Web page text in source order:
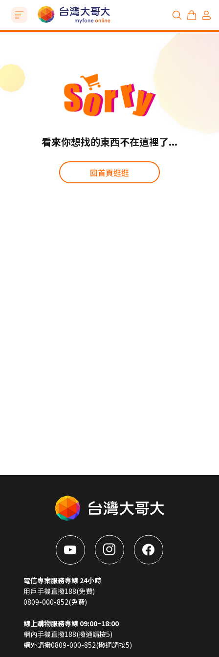
看來你想找的東西不在這裡了...
回首頁逛逛
電信專案服務專線 24小時
用戶手機直撥188(免費)
0809-000-852(免費)
線上購物服務專線 09:00~18:00
網內手機直撥188(撥通請按5)
網外請撥0809-000-852(撥通請按5)